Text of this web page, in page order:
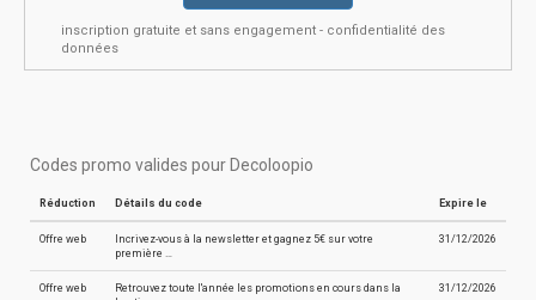
inscription gratuite et sans engagement - confidentialité des
données
Codes promo valides pour Decoloopio
Réduction Détails du code Expire le
Offre web
Incrivez-vous à la newsletter et gagnez 5€ sur votre
première …
31/12/2026
Offre web
Retrouvez toute l'année les promotions en cours dans la
31/12/2026